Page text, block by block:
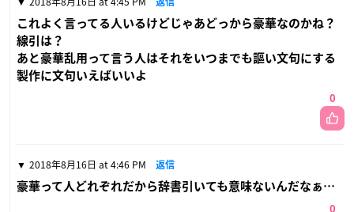
これよく言ってる人いるけどじゃあどっから豪華なのかね？
線引は？
あと豪華乱用って言う人はそれをいつまでも謳い文句にする
製作に文句いえばいいよ
0
2018年8月16日 at 4:46 PM 返信
豪華って人どれぞれだから辞書引いても意味ないんだなぁ…
0